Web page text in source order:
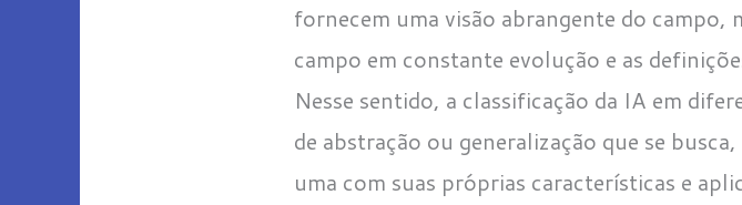
fornecem uma visão abrangente do
campo em constante evolução e as
Nesse sentido, a classificação da IA em
de abstração ou generalização que se
uma com suas próprias características e